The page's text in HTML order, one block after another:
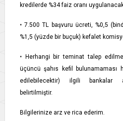
kredilerde %34 faiz oranı
• 7.500 TL başvuru ücreti, %0,5
%1,5 (yüzde bir buçuk) kefalet
• Herhangi bir teminat talep
üçüncü şahıs kefil
edilebilecektir) ilgili bankalar
belirtilmiştir.
Bilgilerinize arz ve rica ederim.